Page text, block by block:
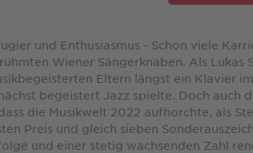
und Enthusiasmus - Schon viele
Wiener Sängerknaben. Als
Eltern längst ein Klavier
begeistert Jazz spielte. Doch auch
die Musikwelt 2022 aufhorchte, als
Preis und gleich sieben
und einer stetig wachsenden Zahl